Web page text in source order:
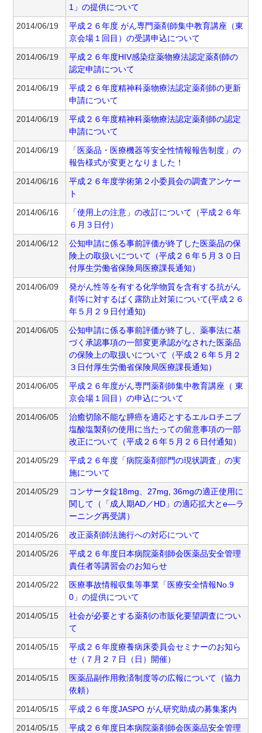
1」の提供について
2014/06/19
平成２６年度 がん専門薬剤師集中教育講座（東
京会場１回目）の受講申込について
2014/06/19
平成２６年度HIV感染症薬物療法認定薬剤師の
認定申請について
2014/06/19
平成２６年度精神科薬物療法認定薬剤師の更新
申請について
2014/06/19
平成２６年度精神科薬物療法認定薬剤師の認定
申請について
2014/06/19
「医薬品・医療機器等安全性情報報告制度」の
報告様式が変更となりました！
2014/06/16
平成２６年度学術第２小委員会の調査アンケー
ト
2014/06/16
「使用上の注意」の改訂について（平成２６年
６月３日付）
2014/06/12
公知申請に係る事前評価が終了した医薬品の保
険上の取扱いについて（平成２６年５月３０日
付厚生労働省保険局医療課長通知）
2014/06/09
発がん性等を有する化学物質を含有する抗がん
剤等に対するばく露防止対策について(平成２６
年５月２９日付通知)
2014/06/05
公知申請に係る事前評価が終了し、薬事法に基
づく承認事項の一部変更承認がなされた医薬品
の保険上の取扱いについて（平成２６年５月２
３日付厚生労働省保険局医療課長通知）
2014/06/05
平成２６年度がん専門薬剤師集中教育講座（ 東
京会場１回目）の申込について
2014/06/05
治癒切除不能な膵癌を適応とするエルロチニブ
塩酸塩製剤の使用に当たっての留意事項の一部
改正について（平成２６年５月２６日付通知）
2014/05/29
平成２６年度「病院薬剤部門の現状調査」の実
施について
2014/05/29
コンサータ錠18mg、27mg, 36mgの適正使用に
関して（「成人期AD／HD」の適応拡大とe—ラ
ーニング再受講）
2014/05/26
改正薬剤師法施行への対応について
2014/05/26
平成２６年度日本病院薬剤師会医薬品安全管理
責任者等講習会のお知らせ
2014/05/22
医療事故情報収集等事業「医療安全情報No.9
0」の提供について
2014/05/15
社会が必要とする薬剤の市販化要望調査につい
て
2014/05/15
平成２６年度療養病床委員会セミナーのお知ら
せ（７月２７日（日）開催）
2014/05/15
医薬品副作用救済制度等の広報について（協力
依頼）
2014/05/15
平成２６年度JASPO がん研究助成の募集案内
2014/05/15
平成２６年度日本病院薬剤師会医薬品安全管理